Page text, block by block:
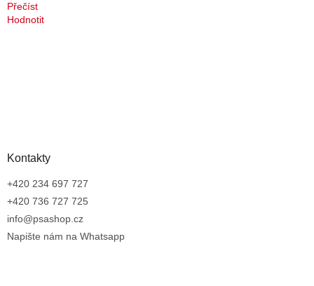
Přečíst
Hodnotit
Kontakty
+420 234 697 727
+420 736 727 725
info@psashop.cz
Napište nám na Whatsapp